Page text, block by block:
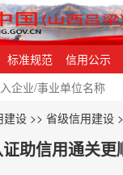
标准规范 信用公示
建设 >> 省级信用建设
助信用通关更